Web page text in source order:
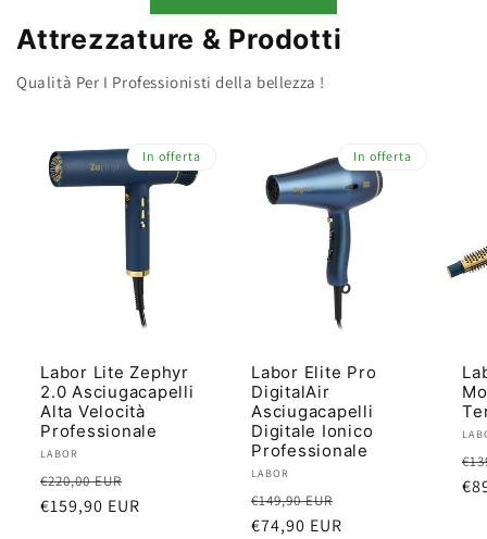
Attrezzature & Prodotti
Qualità Per I Professionisti della bellezza !
In offerta
Labor Lite Zephyr
2.0 Asciugacapelli
Alta Velocità
Professionale
Produttore:
LABOR
Prezzo
di
€220,00 EUR
scontato
€159,90 EUR
In offerta
Labor Elite Pro
DigitalAir
Asciugacapelli
Digitale Ionico
Professionale
Produttore:
LABOR
Prezzo
di
€149,90 EUR
€74,90 EUR
di